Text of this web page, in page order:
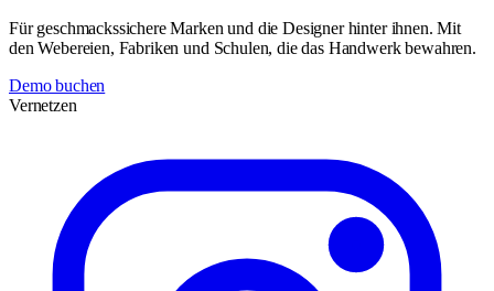
Für geschmackssichere Marken und die Designer hinter ihnen. Mit
den Webereien, Fabriken und Schulen, die das Handwerk bewahren.
Demo buchen
Vernetzen